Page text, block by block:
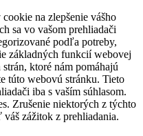
na zlepšenie vášho
sa vo vašom prehliadači
podľa potreby,
základných funkcií webovej
ktoré nám pomáhajú
túto webovú stránku. Tieto
iba s vaším súhlasom.
Zrušenie niektorých z týchto
zážitok z prehliadania.